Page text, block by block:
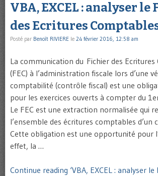
VBA, EXCEL : analyser le
des Ecritures Comptables
Posté par Benoît RIVIERE le 24 février 2016, 12:58 am
La communication du Fichier des Ecritures
(FEC) à l’administration fiscale lors d’une
comptabilité (contrôle fiscal) est une
pour les exercices ouverts à compter du
Le FEC est une extraction normalisée qui
l’ensemble des écritures comptables d’un
Cette obligation est une opportunité pour
effet, la …
Continue reading ‘VBA, EXCEL : analyser le